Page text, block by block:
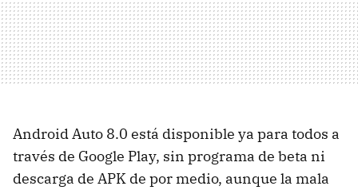
Android Auto 8.0 está disponible ya para todos a
través de Google Play, sin programa de beta ni
descarga de APK de por medio, aunque la mala